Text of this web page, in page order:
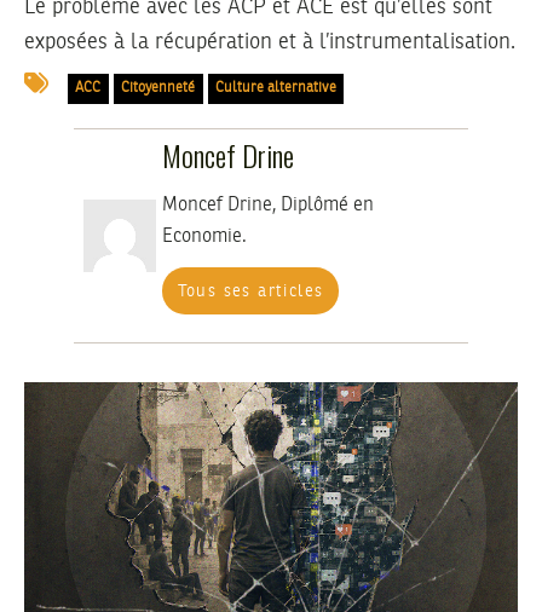
Le problème avec les ACP et ACE est qu’elles sont
exposées à la récupération et à l’instrumentalisation.
ACC Citoyenneté Culture alternative
Moncef Drine
Moncef Drine, Diplômé en
Economie.
Tous ses articles